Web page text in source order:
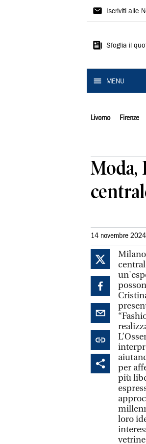
Il
Iscriviti alle
Sfoglia il
MENU
Livorno Firenze
Moda,
14 novembre
per
più
loro